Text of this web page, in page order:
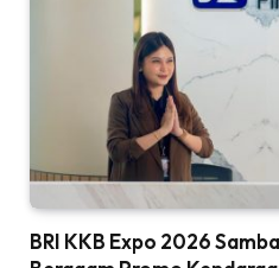
BRI KKB Expo 2026